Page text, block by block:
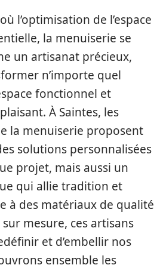
l’optimisation de l’espace
la menuiserie se
un artisanat précieux,
n’importe quel
fonctionnel et
À Saintes, les
la menuiserie proposent
solutions personnalisées
projet, mais aussi un
qui allie tradition et
à des matériaux de qualité
mesure, ces artisans
et d’embellir nos
ensemble les